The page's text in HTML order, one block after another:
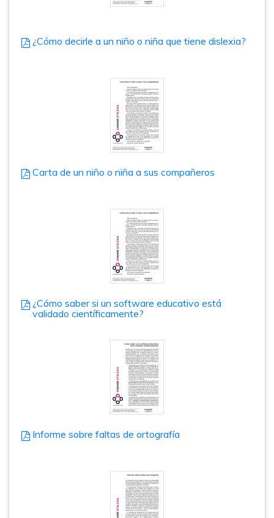
¿Cómo decirle a un niño o niña que tiene dislexia?
Carta de un niño o niña a sus compañeros
¿Cómo saber si un software educativo está
validado científicamente?
Informe sobre faltas de ortografía